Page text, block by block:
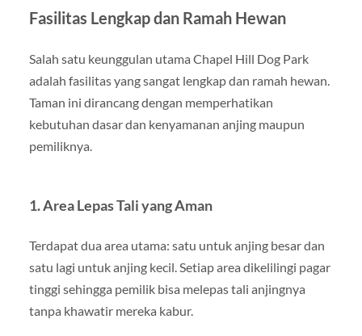
Fasilitas Lengkap dan Ramah Hewan
Salah satu keunggulan utama Chapel Hill Dog Park
adalah fasilitas yang sangat lengkap dan ramah hewan.
Taman ini dirancang dengan memperhatikan
kebutuhan dasar dan kenyamanan anjing maupun
pemiliknya.
1. Area Lepas Tali yang Aman
Terdapat dua area utama: satu untuk anjing besar dan
satu lagi untuk anjing kecil. Setiap area dikelilingi pagar
tinggi sehingga pemilik bisa melepas tali anjingnya
tanpa khawatir mereka kabur.